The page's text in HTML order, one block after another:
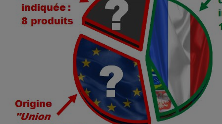
Lave-linge
Matelas
Antimoustique